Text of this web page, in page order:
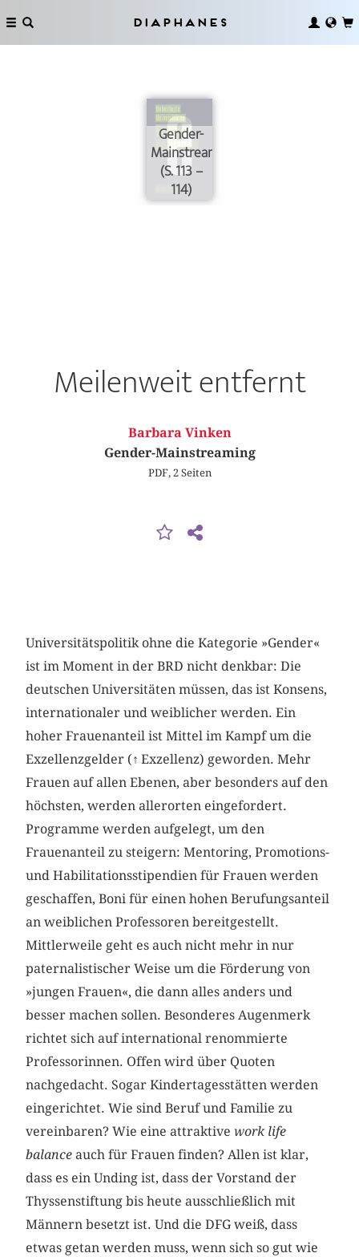
Diaphanes
Gender-
Mainstreaming
(S. 113 –
114)
Meilenweit entfernt
Barbara Vinken
Gender-Mainstreaming
PDF, 2 Seiten
Universitätspolitik ohne die Kategorie »Gender«
ist im Moment in der BRD nicht denkbar: Die
deutschen Universitäten müssen, das ist Konsens,
internationaler und weiblicher werden. Ein
hoher Frauenanteil ist Mittel im Kampf um die
Exzellenzgelder (↑Exzellenz) geworden. Mehr
Frauen auf allen Ebenen, aber besonders auf den
höchsten, werden allerorten eingefordert.
Programme werden aufgelegt, um den
Frauenanteil zu steigern: Mentoring, Promotions-
und Habilitationsstipendien für Frauen werden
geschaffen, Boni für einen hohen Berufungsanteil
an weiblichen Professoren bereitgestellt.
Mittlerweile geht es auch nicht mehr in nur
paternalistischer Weise um die Förderung von
»jungen Frauen«, die dann alles anders und
besser machen sollen. Besonderes Augenmerk
richtet sich auf international renommierte
Professorinnen. Offen wird über Quoten
nachgedacht. Sogar Kindertagesstätten werden
eingerichtet. Wie sind Beruf und Familie zu
vereinbaren? Wie eine attraktivework life
balance auch für Frauen finden? Allen ist klar,
dass es ein Unding ist, dass der Vorstand der
Thyssenstiftung bis heute ausschließlich mit
Männern besetzt ist. Und die DFG weiß, dass
etwas getan werden muss, wenn sich so gut wie